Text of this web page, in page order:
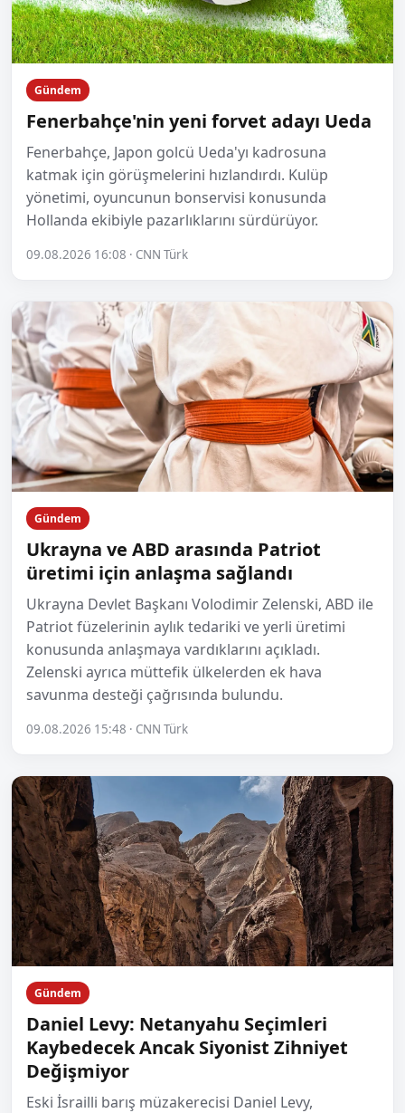
Gündem
Fenerbahçe'nin yeni forvet adayı Ueda
Fenerbahçe, Japon golcü Ueda'yı kadrosuna
katmak için görüşmelerini hızlandırdı. Kulüp
yönetimi, oyuncunun bonservisi konusunda
Hollanda ekibiyle pazarlıklarını sürdürüyor.
09.08.2026 16:08 · CNN Türk
Gündem
Ukrayna ve ABD arasında Patriot
üretimi için anlaşma sağlandı
Ukrayna Devlet Başkanı Volodimir Zelenski, ABD ile
Patriot füzelerinin aylık tedariki ve yerli üretimi
konusunda anlaşmaya vardıklarını açıkladı.
Zelenski ayrıca müttefik ülkelerden ek hava
savunma desteği çağrısında bulundu.
09.08.2026 15:48 · CNN Türk
Gündem
Daniel Levy: Netanyahu Seçimleri
Kaybedecek Ancak Siyonist Zihniyet
Değişmiyor
Eski İsrailli barış müzakerecisi Daniel Levy,